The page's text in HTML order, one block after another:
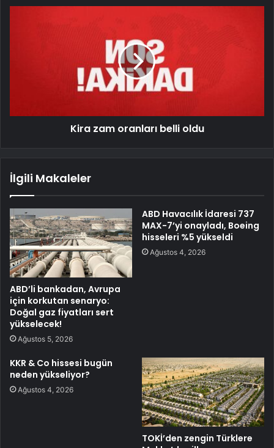
Kira zam oranları belli oldu
İlgili Makaleler
ABD’li bankadan, Avrupa
için korkutan senaryo:
Doğal gaz fiyatları sert
yükselecek!
Ağustos 5, 2026
ABD Havacılık İdaresi 737
MAX-7’yi onayladı, Boeing
hisseleri %5 yükseldi
Ağustos 4, 2026
KKR & Co hissesi bugün
neden yükseliyor?
Ağustos 4, 2026
TOKİ’den zengin Türklere